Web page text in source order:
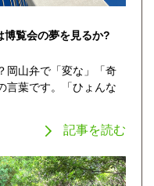
覧会の夢を見るか?
岡山弁で「変な」「奇
言葉です。「ひょんな
記事を読む